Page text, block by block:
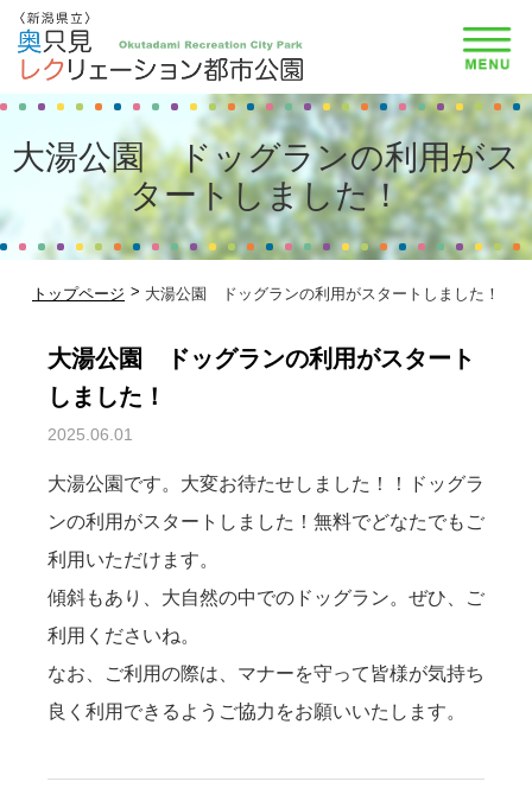
大湯公園 ドッグランの利用がス
タートしました！
トップページ 大湯公園 ドッグランの利用がスタートしました！
大湯公園 ドッグランの利用がスタート
しました！
2025.06.01
大湯公園です。大変お待たせしました！！ドッグラ
ンの利用がスタートしました！無料でどなたでもご
利用いただけます。
傾斜もあり、大自然の中でのドッグラン。ぜひ、ご
利用くださいね。
なお、ご利用の際は、マナーを守って皆様が気持ち
良く利用できるようご協力をお願いいたします。